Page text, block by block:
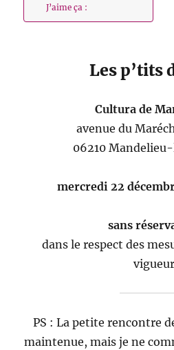
J’aime ça :
Les p’tits
Cultura de
avenue du
06210
mercredi 22
sans
dans le respect des
vigueur
PS : La petite rencontre
maintenue, mais je ne